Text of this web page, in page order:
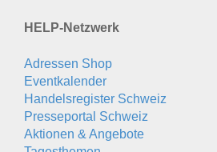
HELP-Netzwerk
Adressen Shop
Eventkalender
Handelsregister Schweiz
Presseportal Schweiz
Aktionen & Angebote